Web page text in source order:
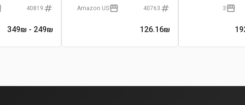
3
40763
Amazon US
126.16₪
40819
249₪
- 349₪